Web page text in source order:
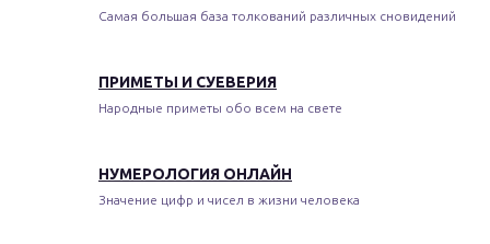
Самая большая база толкований различных сновидений
ПРИМЕТЫ И СУЕВЕРИЯ
Народные приметы обо всем на свете
НУМЕРОЛОГИЯ ОНЛАЙН
Значение цифр и чисел в жизни человека